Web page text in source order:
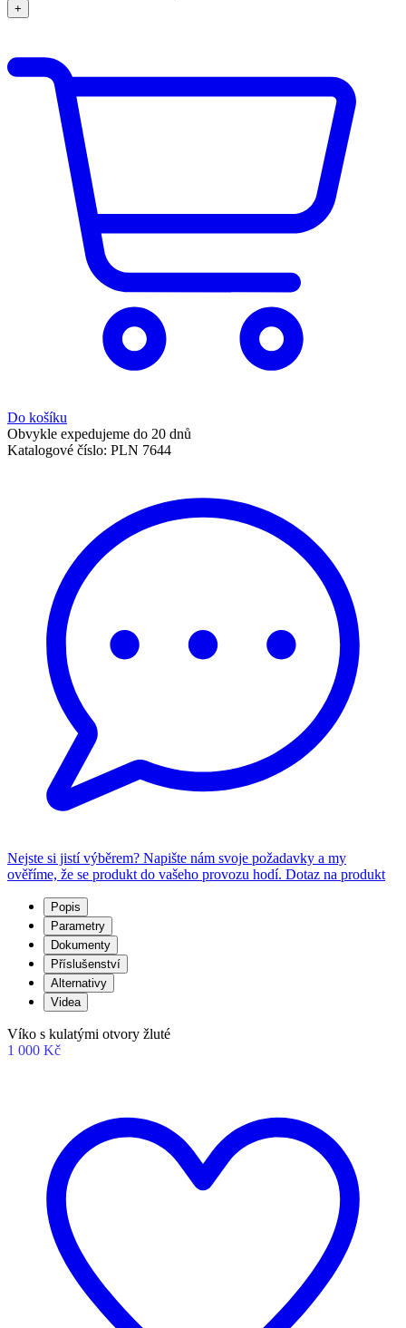
+
Do košíku
Obvykle expedujeme do 20 dnů
Katalogové číslo: PLN 7644
Nejste si jistí výběrem? Napište nám svoje požadavky a my
ověříme, že se produkt do vašeho provozu hodí. Dotaz na produkt
Popis
Parametry
Dokumenty
Příslušenství
Alternativy
Videa
Víko s kulatými otvory žluté
1 000 Kč